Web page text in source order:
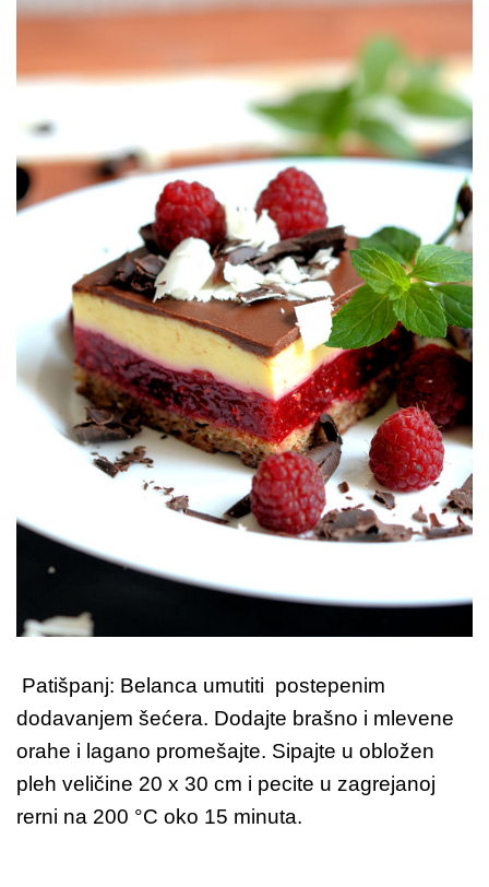
Patišpanj: Belanca umutiti postepenim
dodavanjem šećera. Dodajte brašno i mlevene
orahe i lagano promešajte. Sipajte u obložen
pleh veličine 20 x 30 cm i pecite u zagrejanoj
rerni na 200 °C oko 15 minuta.